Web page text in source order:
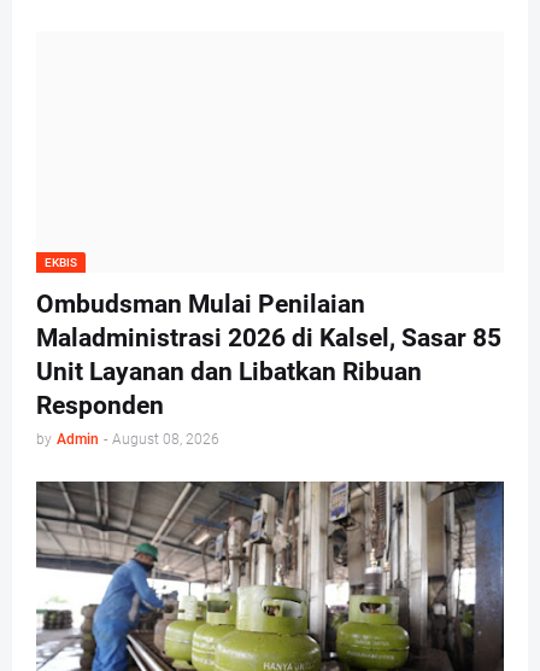
EKBIS
Ombudsman Mulai Penilaian
Maladministrasi 2026 di Kalsel, Sasar 85
Unit Layanan dan Libatkan Ribuan
Responden
by Admin - August 08, 2026